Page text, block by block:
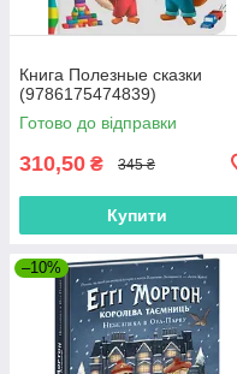
Книга Полезные сказки
(9786175474839)
Готово до відправки
310,50 ₴ 345 ₴
Купити
–10%